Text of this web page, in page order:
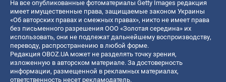
На все опубликованные фотоматериалы Getty Images редакция
имеет имущественные права, защищаемые законом Украины
«Об авторских правах и смежных правах», никто не имеет права
без письменного разрешения ООО «Золотая середина» их
использовать, они не подлежат дальнейшему воспроизводству,
переводу, распространению в любой форме.
Редакция OBOZ.UA может не разделять точку зрения,
изложенную в авторском материале. За достоверность
информации, размещенной в рекламных материалах,
ответственность несет рекламодатель.